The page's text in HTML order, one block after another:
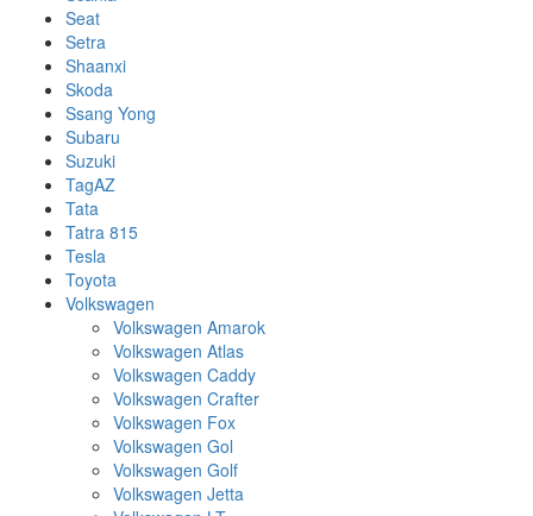
Seat
Setra
Shaanxi
Skoda
Ssang Yong
Subaru
Suzuki
TagAZ
Tata
Tatra 815
Tesla
Toyota
Volkswagen
Volkswagen Amarok
Volkswagen Atlas
Volkswagen Caddy
Volkswagen Crafter
Volkswagen Fox
Volkswagen Gol
Volkswagen Golf
Volkswagen Jetta